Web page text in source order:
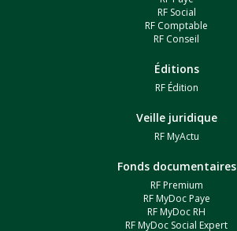
RF Social
RF Comptable
RF Conseil
Éditions
RF Édition
Veille juridique
RF MyActu
Fonds documentaires
RF Premium
RF MyDoc Paye
RF MyDoc RH
RF MyDoc Social Expert